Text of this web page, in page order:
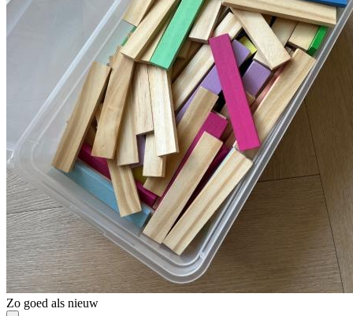
Zo goed als nieuw